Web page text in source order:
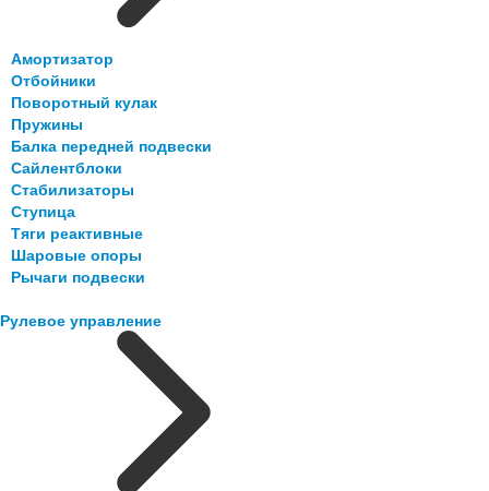
Амортизатор
Отбойники
Поворотный кулак
Пружины
Балка передней подвески
Сайлентблоки
Стабилизаторы
Ступица
Тяги реактивные
Шаровые опоры
Рычаги подвески
Рулевое управление